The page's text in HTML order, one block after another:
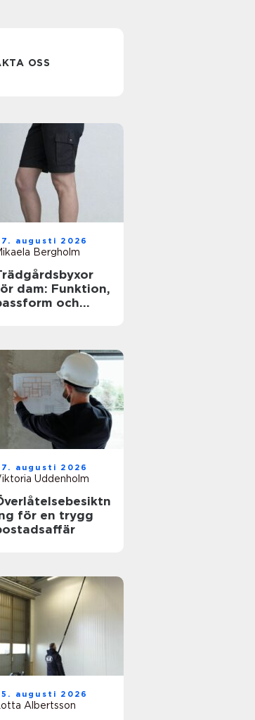
OSS
augusti 2026
Bergholm
dam: Funktion,
och
augusti 2026
Uddenholm
för en trygg
augusti 2026
Albertsson